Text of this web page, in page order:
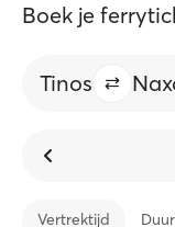
Boek je
Tinos
Vertrektijd Duur